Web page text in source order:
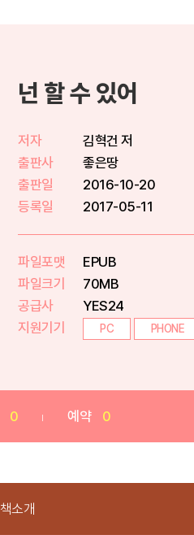
넌 할 수 있어
저자
김혁건 저
출판사
좋은땅
출판일
2016-10-20
등록일
2017-05-11
파일포맷
EPUB
파일크기
70MB
공급사
YES24
지원기기
PC PHONE
0 예약 0
책소개